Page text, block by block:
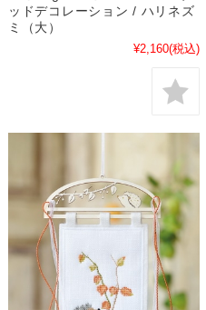
ッドデコレーション / ハリネズ
ミ（大）
¥2,160(税込)